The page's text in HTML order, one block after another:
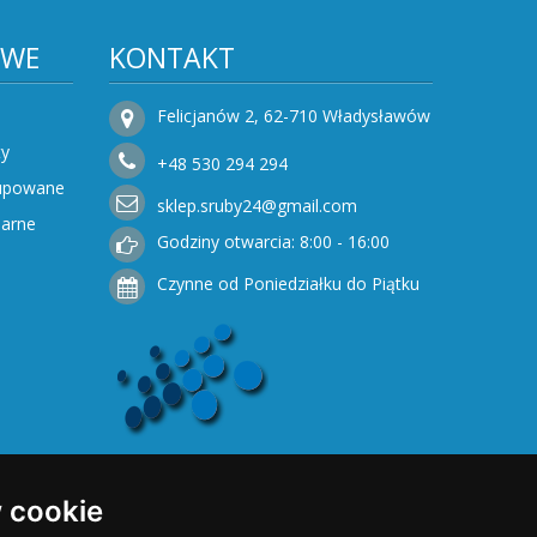
cookie
KONTAKT
Felicjanów 2, 62-710 Władysławów
+48 530 294 294
sklep.sruby24@gmail.com
Godziny otwarcia: 8:00 - 16:00
Czynne od Poniedziałku do Piątku